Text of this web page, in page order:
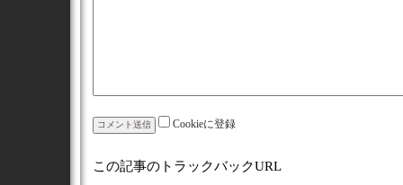
Cookieに登録
この記事のトラックバックURL